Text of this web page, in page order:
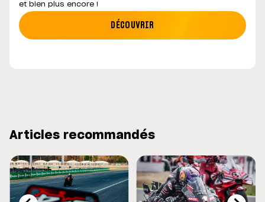
et bien plus encore !
DÉCOUVRIR
Articles recommandés